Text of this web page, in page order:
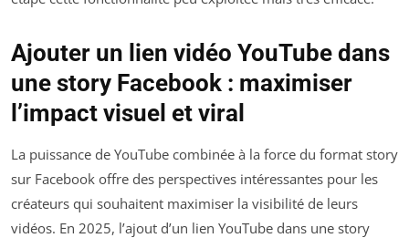
Ajouter un lien vidéo YouTube dans
une story Facebook : maximiser
l’impact visuel et viral
La puissance de YouTube combinée à la force du format story
sur Facebook offre des perspectives intéressantes pour les
créateurs qui souhaitent maximiser la visibilité de leurs
vidéos. En 2025, l’ajout d’un lien YouTube dans une story